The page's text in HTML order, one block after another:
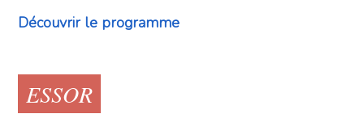
Découvrir le programme
ESSOR